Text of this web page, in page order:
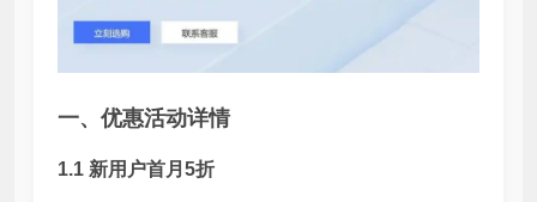
一、优惠活动详情
1.1 新用户首月5折